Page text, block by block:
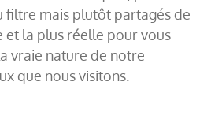
filtre mais plutôt partagés de
et la plus réelle pour vous
vraie nature de notre
que nous visitons.